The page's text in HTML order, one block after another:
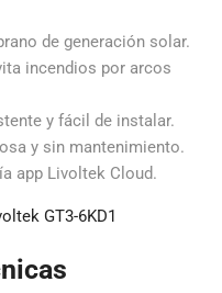
de generación solar.
incendios por arcos
y fácil de instalar.
y sin mantenimiento.
app Livoltek Cloud.
GT3-6KD1